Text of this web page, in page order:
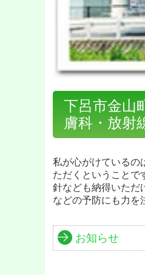
下呂市金山
膚科・放射
私が心がけているの
ただくということで
針なども納得いただ
などの予防にも力を
お知らせ